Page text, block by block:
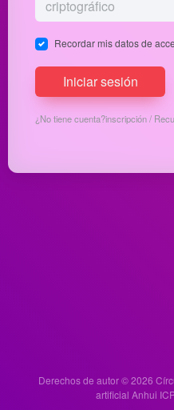
Recordar mis datos de
Iniciar sesión
¿No tiene cuenta?inscripción/
Derechos de autor © 2026
artificial Anhui